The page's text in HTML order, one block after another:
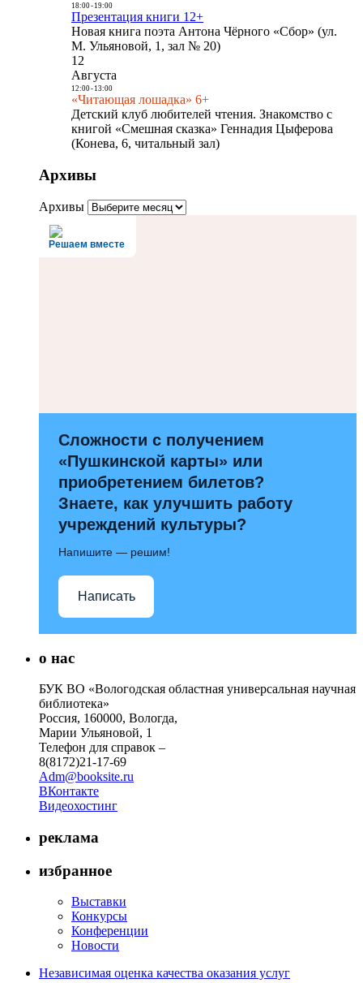
18:00- 19:00
Презентация книги 12+
Новая книга поэта Антона Чёрного «Сбор» (ул.
М. Ульяновой, 1, зал № 20)
12
Августа
12:00- 13:00
«Читающая лошадка» 6+
Детский клуб любителей чтения. Знакомство с
книгой «Смешная сказка» Геннадия Цыферова
(Конева, 6, читальный зал)
Архивы
Архивы
Решаем вместе
Сложности с получением
«Пушкинской карты» или
приобретением билетов?
Знаете, как улучшить работу
учреждений культуры?
Напишите — решим!
Написать
о нас
БУК ВО «Вологодская областная универсальная научная
библиотека»
Россия, 160000, Вологда,
Марии Ульяновой, 1
Телефон для справок –
8(8172)21-17-69
Adm@booksite.ru
ВКонтакте
Видеохостинг
реклама
избранное
Выставки
Конкурсы
Конференции
Новости
Независимая оценка качества оказания услуг